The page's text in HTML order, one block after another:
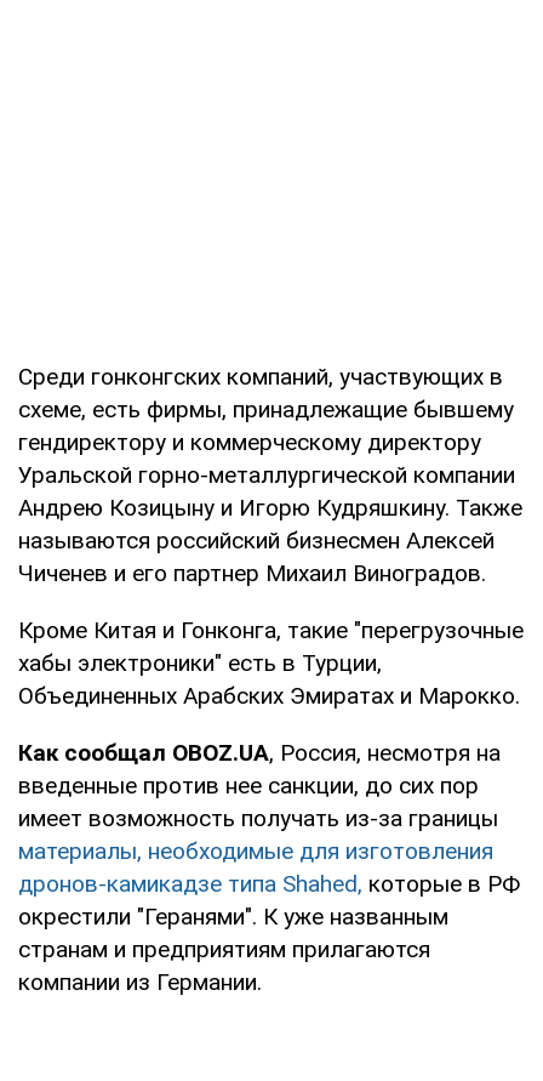
Среди гонконгских компаний, участвующих в
схеме, есть фирмы, принадлежащие бывшему
гендиректору и коммерческому директору
Уральской горно-металлургической компании
Андрею Козицыну и Игорю Кудряшкину. Также
называются российский бизнесмен Алексей
Чиченев и его партнер Михаил Виноградов.
Кроме Китая и Гонконга, такие "перегрузочные
хабы электроники" есть в Турции,
Объединенных Арабских Эмиратах и Марокко.
Как сообщал OBOZ.UA, Россия, несмотря на
введенные против нее санкции, до сих пор
имеет возможность получать из-за границы
материалы, необходимые для изготовления
дронов-камикадзе типа Shahed, которые в РФ
окрестили "Геранями". К уже названным
странам и предприятиям прилагаются
компании из Германии.